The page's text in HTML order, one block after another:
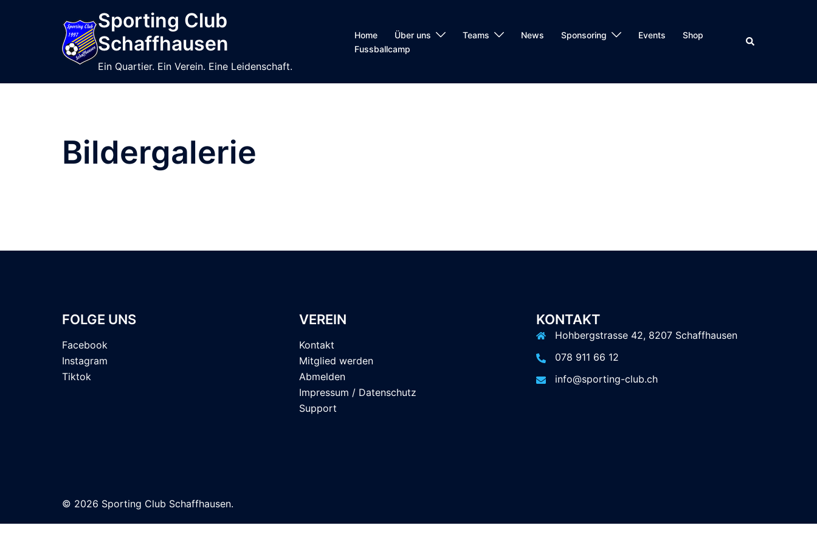
Sporting Club
Schaffhausen
Ein Quartier. Ein Verein. Eine Leidenschaft.
Home Über uns Teams News Sponsoring Events
Shop
Fussballcamp
Bildergalerie
FOLGE UNS
Facebook
Instagram
Tiktok
VEREIN
Kontakt
Mitglied werden
Abmelden
Impressum / Datenschutz
Support
KONTAKT
Hohbergstrasse 42, 8207 Schaffhausen
078 911 66 12
info@sporting-club.ch
© 2026 Sporting Club Schaffhausen.